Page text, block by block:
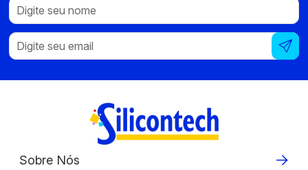
Sobre Nós